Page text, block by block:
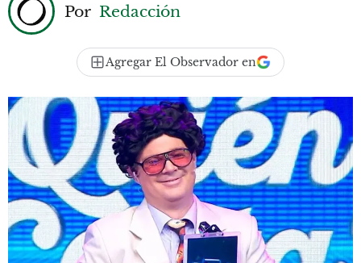
Por Redacción
Agregar El Observador en